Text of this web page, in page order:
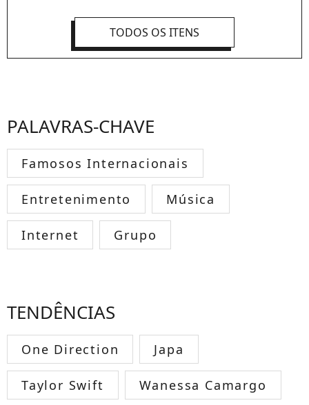
TODOS OS ITENS
PALAVRAS-CHAVE
Famosos Internacionais
Entretenimento Música
Internet Grupo
TENDÊNCIAS
One Direction Japa
Taylor Swift Wanessa Camargo